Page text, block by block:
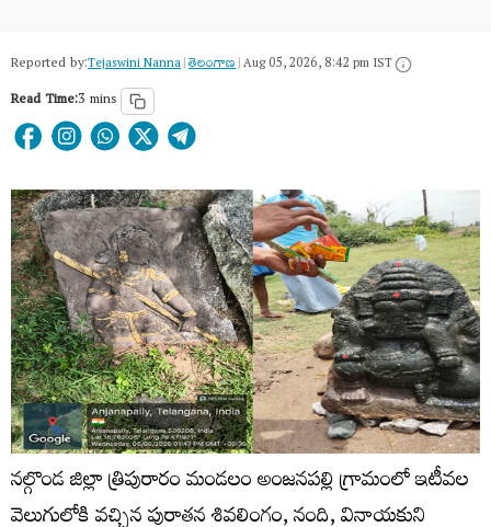
Reported by:Tejaswini Nanna|తెలంగాణ‌|Aug 05, 2026, 8:42 pm IST
Read Time:3 mins
నల్గొండ జిల్లా త్రిపురారం మండలం అంజనపల్లి గ్రామంలో ఇటీవల
వెలుగులోకి వచ్చిన పురాతన శివలింగం, నంది, వినాయకుని